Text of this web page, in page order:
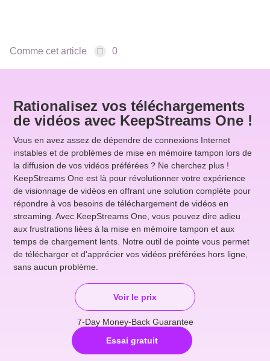
Comme cet article 0
Rationalisez vos téléchargements
de vidéos avec KeepStreams One !
Vous en avez assez de dépendre de connexions Internet
instables et de problèmes de mise en mémoire tampon lors de
la diffusion de vos vidéos préférées ? Ne cherchez plus !
KeepStreams One est là pour révolutionner votre expérience
de visionnage de vidéos en offrant une solution complète pour
répondre à vos besoins de téléchargement de vidéos en
streaming. Avec KeepStreams One, vous pouvez dire adieu
aux frustrations liées à la mise en mémoire tampon et aux
temps de chargement lents. Notre outil de pointe vous permet
de télécharger et d'apprécier vos vidéos préférées hors ligne,
sans aucun problème.
Essai gratuit
Voir le prix
7-Day Money-Back Guarantee